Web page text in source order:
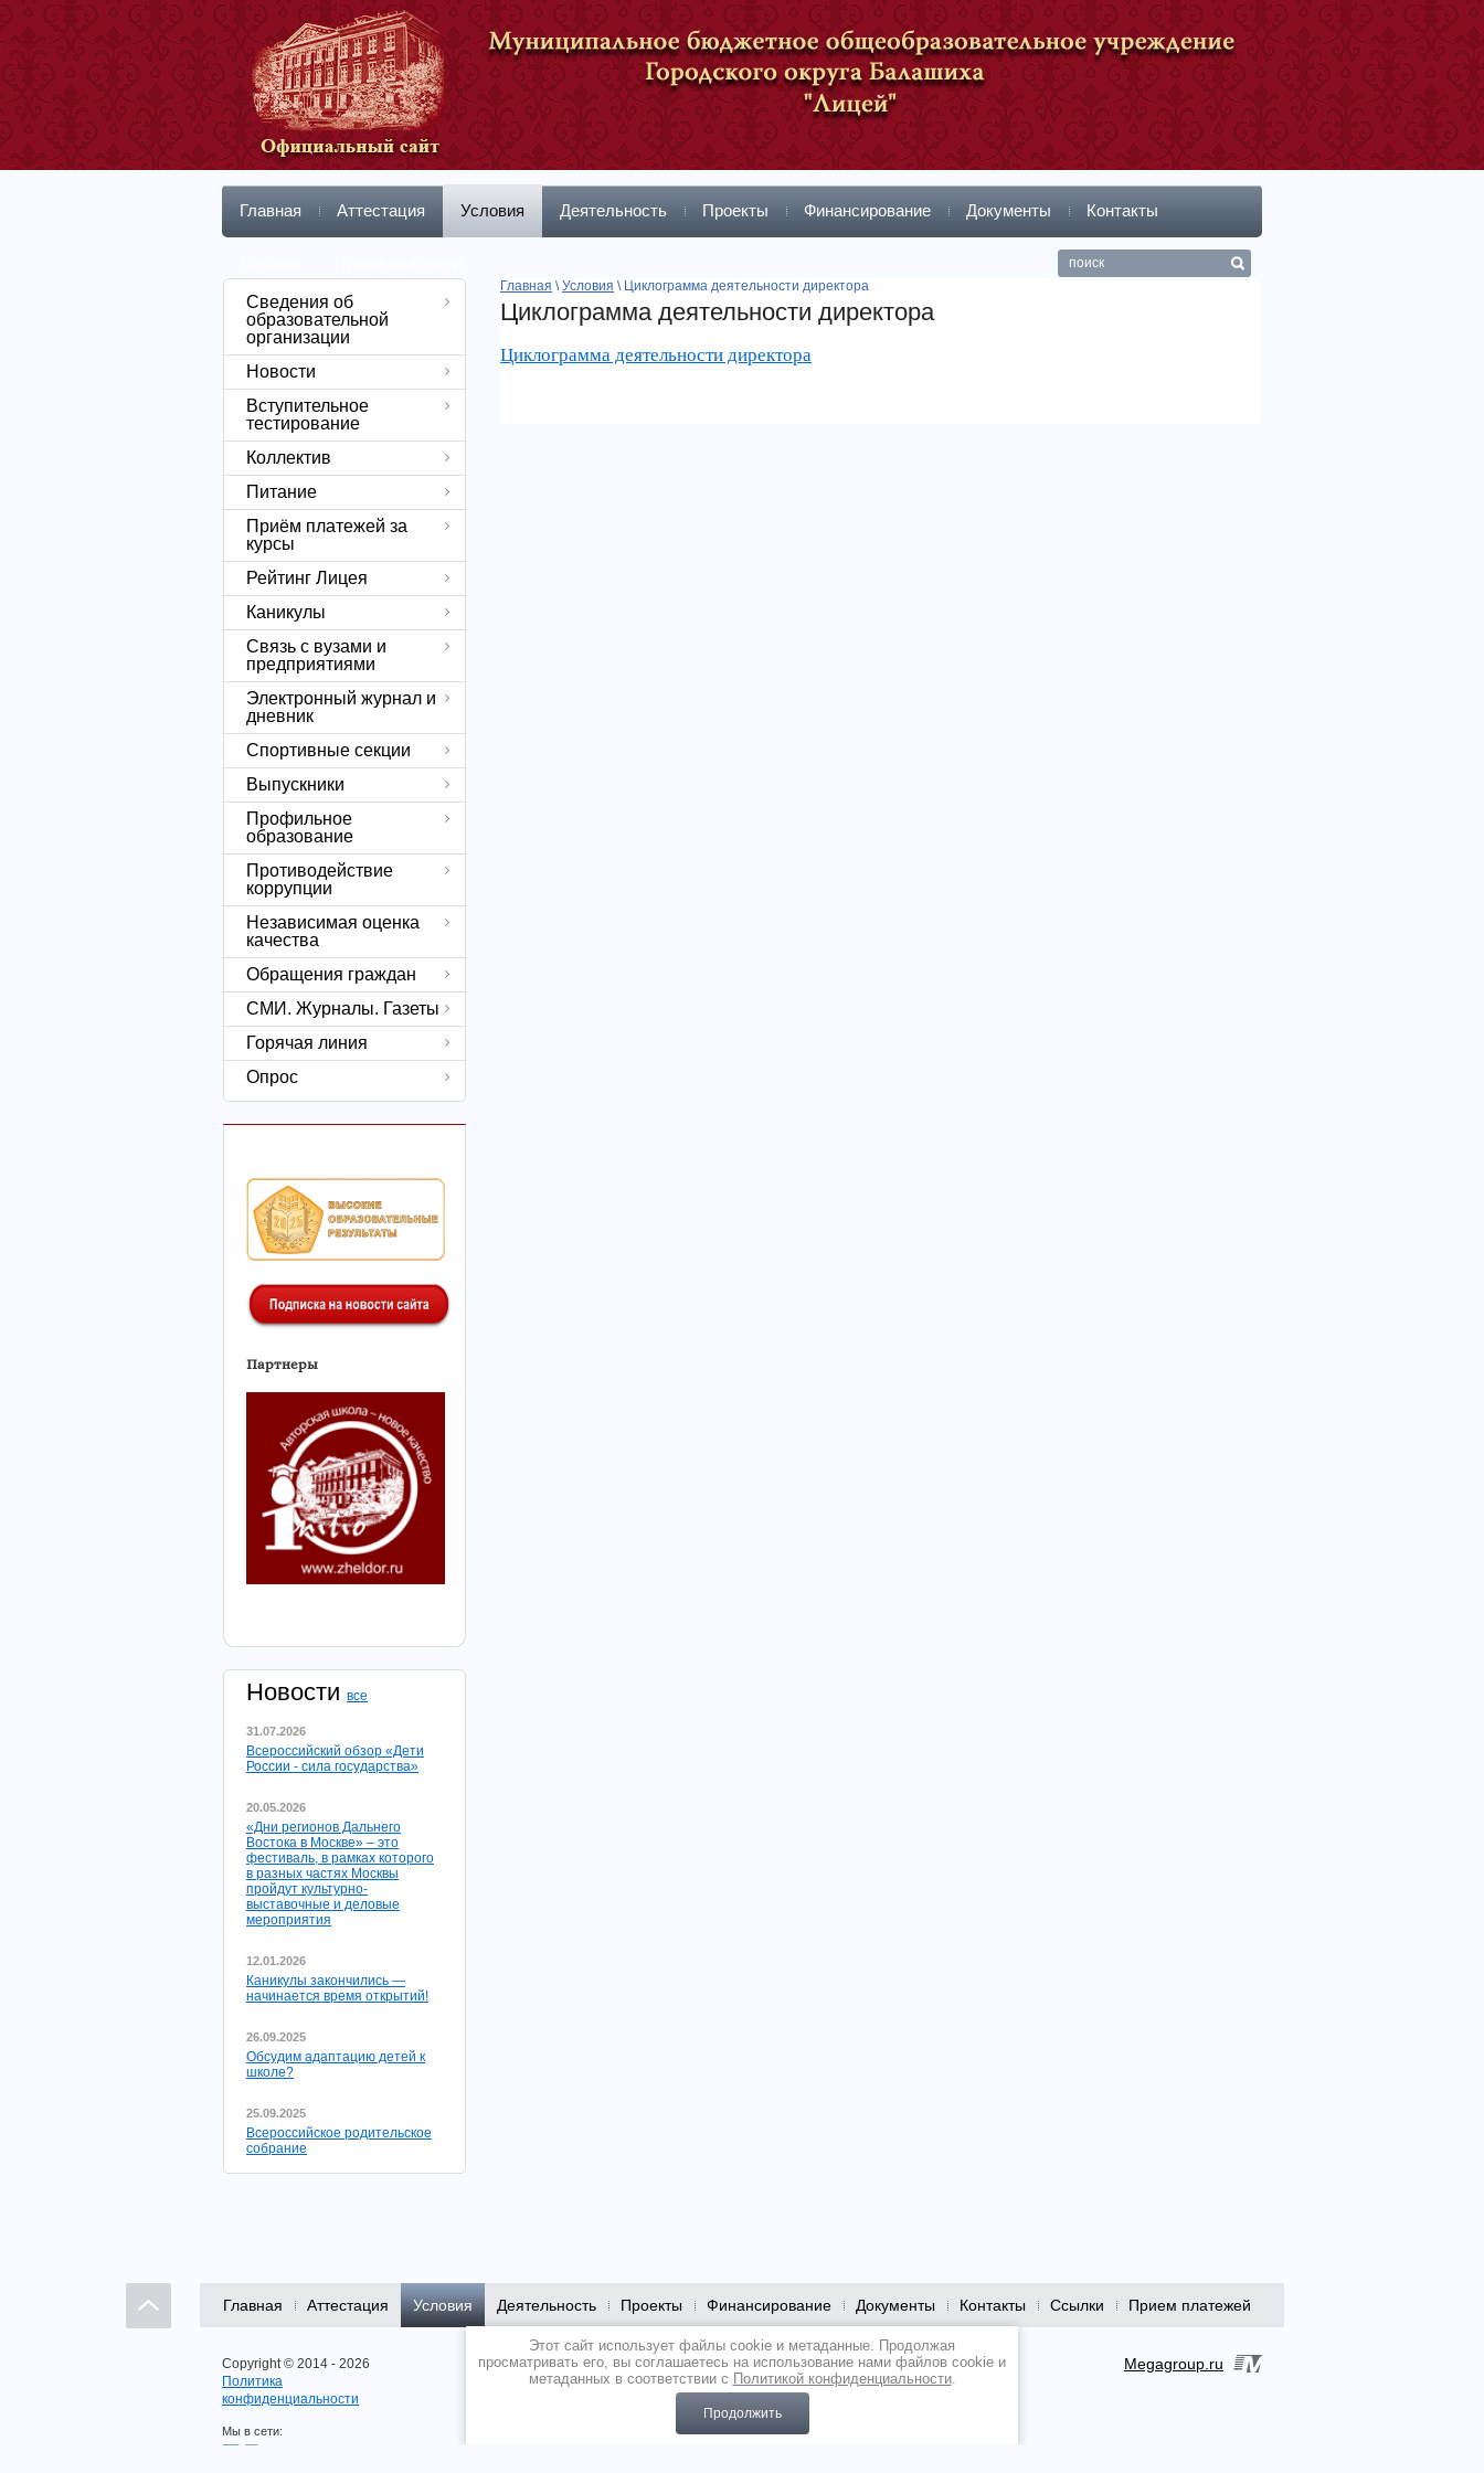
Главная Аттестация Условия Деятельность Проекты Финансирование Документы Контакты
Сведения об
образовательной
организации
Новости
Вступительное
тестирование
Коллектив
Питание
Приём платежей за
курсы
Рейтинг Лицея
Каникулы
Связь с вузами и
предприятиями
Электронный журнал и
дневник
Спортивные секции
Выпускники
Профильное
образование
Противодействие
коррупции
Независимая оценка
качества
Обращения граждан
СМИ. Журналы. Газеты
Горячая линия
Опрос
Партнеры
Новости все
31.07.2026
Всероссийский обзор «Дети
России - сила государства»
20.05.2026
«Дни регионов Дальнего
Востока в Москве» – это
фестиваль, в рамках которого
в разных частях Москвы
пройдут культурно-
выставочные и деловые
мероприятия
12.01.2026
Каникулы закончились —
начинается время открытий!
26.09.2025
Обсудим адаптацию детей к
школе?
25.09.2025
Всероссийское родительское
собрание
Главная \Условия \ Циклограмма деятельности директора
Циклограмма деятельности директора
Циклограмма деятельности директора
Главная Аттестация Условия Деятельность Проекты Финансирование Документы Контакты Ссылки Прием платежей
Megagroup.ru
Copyright © 2014 - 2026
Политика
конфиденциальности
Мы в сети:
городской округ Балашиха,
микрорайон Ольгино,
улица Граничная, дом 6, строение 1
Этот сайт использует файлы cookie и метаданные. Продолжая
просматривать его, вы соглашаетесь на использование нами файлов cookie и
метаданных в соответствии с Политикой конфиденциальности.
Продолжить